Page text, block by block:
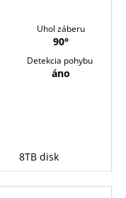
Uhol záberu
90°
Detekcia pohybu
áno
8TB disk